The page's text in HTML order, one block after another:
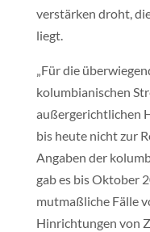
verstärken droht,
liegt.
„Für die
kolumbianischen
außergerichtlichen
bis heute nicht zur
Angaben der
gab es bis Oktober
mutmaßliche Fälle
Hinrichtungen von